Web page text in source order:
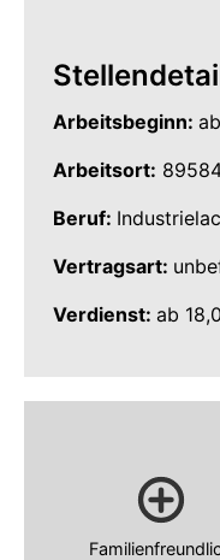
Arbeitsbeginn:
Arbeitsort:
Beruf:
Vertragsart:
Verdienst: ab